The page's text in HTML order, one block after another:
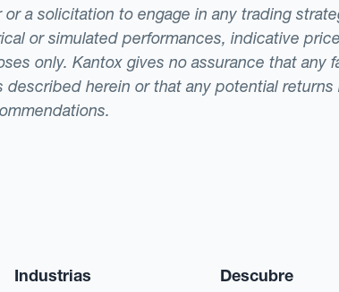
a solicitation to engage in any trading
or simulated performances, indicative
only. Kantox gives no assurance that any
herein or that any potential
Industrias Descubre